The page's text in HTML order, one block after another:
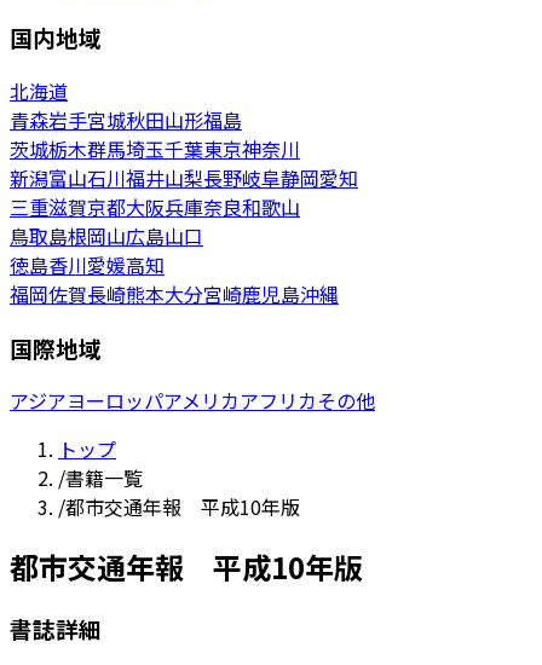
国内地域
北海道
青森岩手宮城秋田山形福島
茨城栃木群馬埼玉千葉東京神奈川
新潟富山石川福井山梨長野岐阜静岡愛知
三重滋賀京都大阪兵庫奈良和歌山
鳥取島根岡山広島山口
徳島香川愛媛高知
福岡佐賀長崎熊本大分宮崎鹿児島沖縄
国際地域
アジアヨーロッパアメリカアフリカその他
トップ
/書籍一覧
/都市交通年報 平成10年版
都市交通年報 平成10年版
書誌詳細